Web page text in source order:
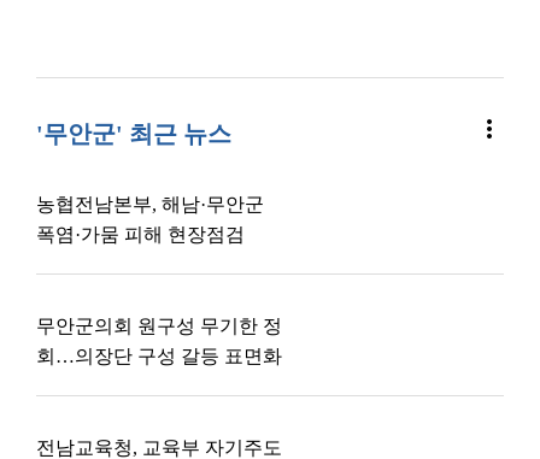
'무안군' 최근 뉴스 more_vert
농협전남본부, 해남·무안군
폭염·가뭄 피해 현장점검
무안군의회 원구성 무기한 정
회…의장단 구성 갈등 표면화
전남교육청, 교육부 자기주도